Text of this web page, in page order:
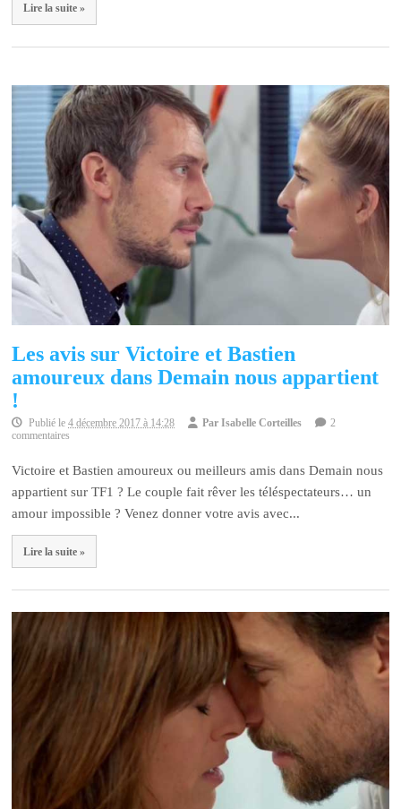
Lire la suite »
Les avis sur Victoire et Bastien
amoureux dans Demain nous appartient
!
Publié le4 décembre 2017 à 14:28 ParIsabelle Corteilles
2
commentaires
Victoire et Bastien amoureux ou meilleurs amis dans Demain nous
appartient sur TF1 ? Le couple fait rêver les téléspectateurs… un
amour impossible ? Venez donner votre avis avec...
Lire la suite »